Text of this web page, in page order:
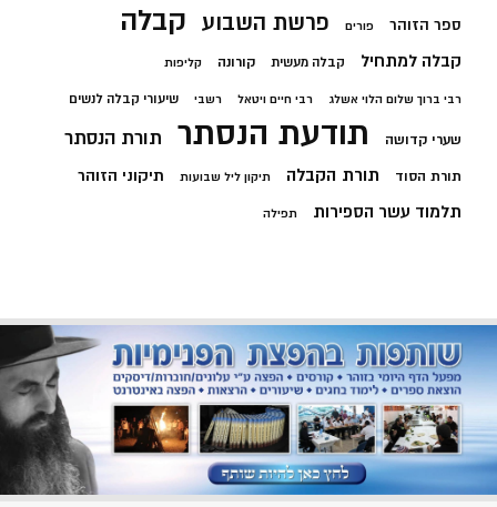
ספר הזוהר פורים פרשת השבוע קבלה
קבלה למתחיל קבלה מעשית קורונה קליפות
רבי ברוך שלום הלוי אשלג רבי חיים ויטאל רשבי שיעורי קבלה לנשים
שערי קדושה תודעת הנסתר תורת הנסתר
תורת הסוד תורת הקבלה תיקון ליל שבועות תיקוני הזוהר
תלמוד עשר הספירות תפילה